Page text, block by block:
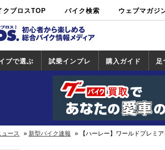
クブロスTOP バイク検索
中古バイ
ク・新車検
カタログ検
索
ショップ検
索
ウェブマガジ
プで選ぶ 試乗インプレ
試乗インプレ
一覧
ホンダ
ヤマハ
スズキ
カワサキ
ハーレー
BMW
トライアンフ
ドゥカティ
購入ガイド
一覧
足
ース 新型バイク速報 【ハーレー】ワールドプレミ